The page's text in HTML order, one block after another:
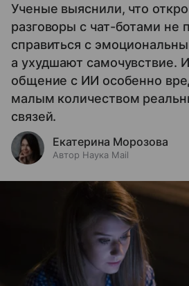
Ученые выяснили, что
разговоры с чат-ботами не
справиться с
а ухудшают самочувствие.
общение с ИИ особенно
малым количеством
связей.
Екатерина Морозова
Автор Наука Mail